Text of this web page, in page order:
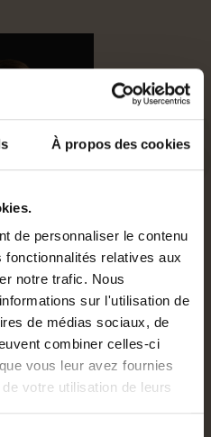
À propos des cookies
de personnaliser le contenu
relatives aux
notre trafic. Nous
sur l'utilisation de
de médias sociaux, de
combiner celles-ci
vous leur avez fournies
votre utilisation de leurs
Locatif